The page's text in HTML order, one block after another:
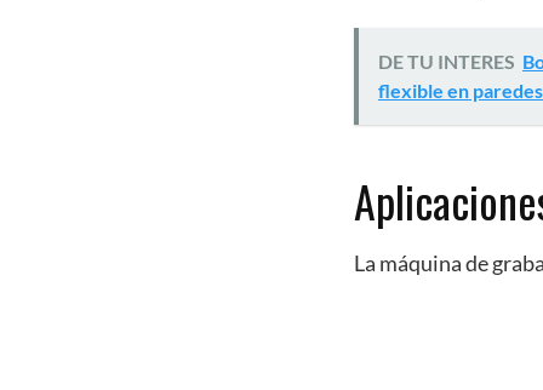
DE TU INTERES
flexible en
La máquina de